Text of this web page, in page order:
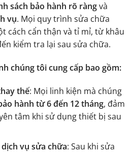
sách bảo hành rõ ràngvà
vụ. Mọi quy trình sửa chữa
cách cẩn thận và tỉ mỉ, từ khâu
kiểm tra lại sau sửa chữa.
chúng tôi cung cấp bao gồm:
thế: Mọi linh kiện mà chúng
hành từ 6 đến 12 tháng, đảm
tâm khi sử dụng thiết bị sau
vụ sửa chữa: Sau khi sửa